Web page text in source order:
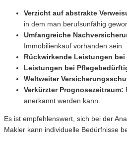
Verzicht auf abstrakte
in dem man berufsunfähig
Umfangreiche
Immobilienkauf vorhanden sein.
Rückwirkende Leistungen
Leistungen bei
Weltweiter
Verkürzter Prognosezeitraum:
anerkannt werden kann.
Es ist empfehlenswert, sich bei der
Makler kann individuelle Bedürfnisse